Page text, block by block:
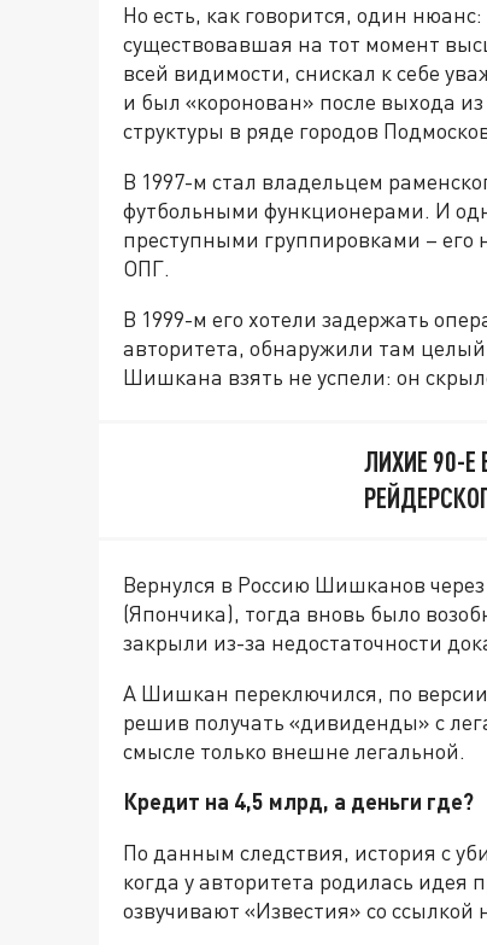
Но есть, как говорится, один
существовавшая на тот момент
всей видимости, снискал к себе
и был «коронован» после выхода
структуры в ряде городов
В 1997-м стал владельцем
футбольными функционерами. И
преступными группировками – его
ОПГ.
В 1999-м его хотели задержать
авторитета, обнаружили там
Шишкана взять не успели: он
ЛИХИЕ 90-Е
Вернулся в Россию Шишканов
(Япончика), тогда вновь было
закрыли из-за недостаточности
А Шишкан переключился, по
решив получать «дивиденды» с
смысле только внешне легальной.
Кредит на 4,5 млрд, а деньги где?
По данным следствия, история с
когда у авторитета родилась идея
озвучивают «Известия» со ссылкой